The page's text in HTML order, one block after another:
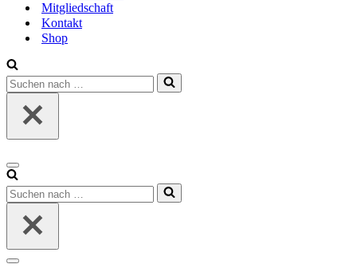
Mitgliedschaft
Kontakt
Shop
Suchen
nach …
Navigationsmenü
Suchen
nach …
Navigationsmenü